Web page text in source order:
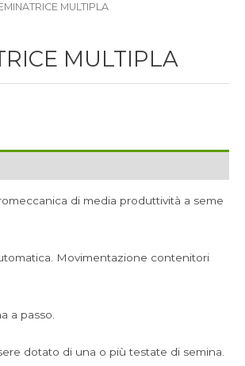
MULTIPLA
MULTIPLA
di media produttività a seme
Movimentazione contenitori
a passo.
dotato di una o più testate di semina.